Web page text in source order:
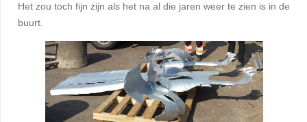
Het zou toch fijn zijn als het na al die jaren weer te zien is in de
buurt.